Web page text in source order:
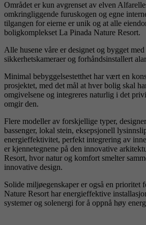
Området er kun avgrenset av elven
omkringliggende furuskogen og egne
tilgangen for eierne er unik og at alle
boligkomplekset La Pinada Nature Resort.
Alle husene våre er designet og bygget
sikkerhetskameraer og forhåndsinstallert
Minimal bebyggelsestetthet har vært en
prosjektet, med det mål at hver bolig skal
omgivelsene og integreres naturlig i det
omgir den.
Flere modeller av forskjellige typer,
bassenger, lokal stein, eksepsjonell
energieffektivitet, perfekt integrering av
er kjennetegnene på den innovative
Resort, hvor natur og komfort smelter
innovative design.
Solide miljøegenskaper er også en prioritet
Nature Resort har energieffektive
systemer og solenergi for å oppnå høy